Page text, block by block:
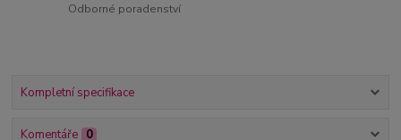
Odborné poradenství
Kompletní specifikace
Komentáře 0